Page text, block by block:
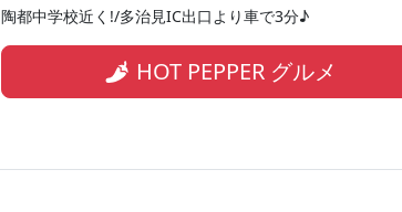
陶都中学校近く!/多治見IC出口より車で3分♪
HOT PEPPER グルメ